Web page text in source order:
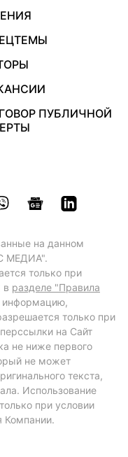
ПУБЛИЧНОЙ
на данном
МЕДИА".
только при
в разделе "Правила
информацию,
только при
на Сайт
не ниже первого
не может
текста,
Использование
при условии
Компании.